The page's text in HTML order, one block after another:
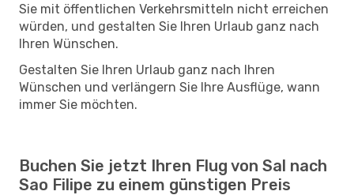
Sie mit öffentlichen Verkehrsmitteln nicht erreichen
würden, und gestalten Sie Ihren Urlaub ganz nach
Ihren Wünschen.
Gestalten Sie Ihren Urlaub ganz nach Ihren
Wünschen und verlängern Sie Ihre Ausflüge, wann
immer Sie möchten.
Buchen Sie jetzt Ihren Flug von Sal nach
Sao Filipe zu einem günstigen Preis